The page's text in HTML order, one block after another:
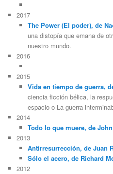
2017
The Power (El poder), de
una distopía que emana de
nuestro mundo.
2016
2015
Vida en tiempo de guerra,
ciencia ficción bélica, la
espacio o La guerra
2014
Todo lo que muere, de
2013
Antirresurrección, de Juan
Sólo el acero, de Richard
2012